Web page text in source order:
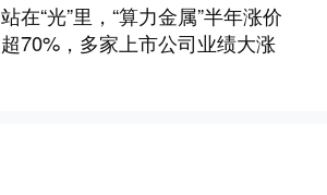
站在“光”里，“算力金属”半年涨价
超70%，多家上市公司业绩大涨